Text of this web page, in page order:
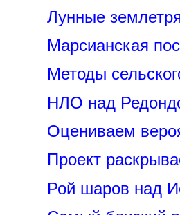
Лунные
Марсианская
Методы
НЛО над
Оцениваем
Проект
Рой шаров над